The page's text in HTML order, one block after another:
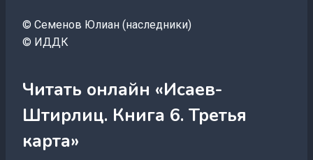
© Семенов Юлиан (наследники)
© ИДДК
Читать онлайн «Исаев-
Штирлиц. Книга 6. Третья
карта»